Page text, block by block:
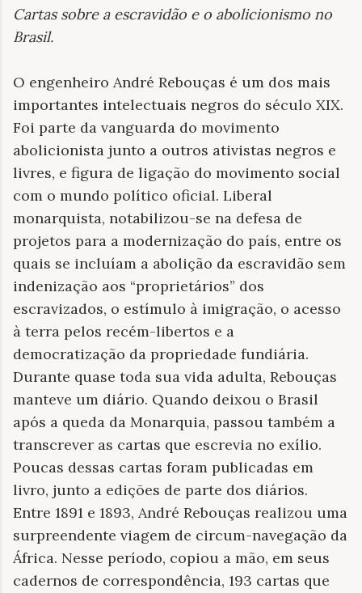
Cartas sobre a escravidão e o abolicionismo no
Brasil.
O engenheiro André Rebouças é um dos mais
importantes intelectuais negros do século XIX.
Foi parte da vanguarda do movimento
abolicionista junto a outros ativistas negros e
livres, e figura de ligação do movimento social
com o mundo político oficial. Liberal
monarquista, notabilizou-se na defesa de
projetos para a modernização do país, entre os
quais se incluíam a abolição da escravidão sem
indenização aos “proprietários” dos
escravizados, o estímulo à imigração, o acesso
à terra pelos recém-libertos e a
democratização da propriedade fundiária.
Durante quase toda sua vida adulta, Rebouças
manteve um diário. Quando deixou o Brasil
após a queda da Monarquia, passou também a
transcrever as cartas que escrevia no exílio.
Poucas dessas cartas foram publicadas em
livro, junto a edições de parte dos diários.
Entre 1891 e 1893, André Rebouças realizou uma
surpreendente viagem de circum-navegação da
África. Nesse período, copiou a mão, em seus
cadernos de correspondência, 193 cartas que